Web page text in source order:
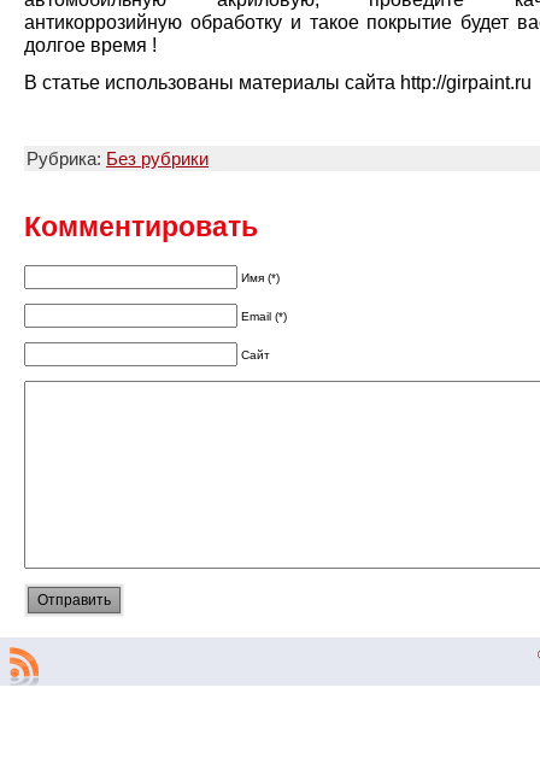
антикоррозийную обработку и такое покрытие будет
долгое время !
В статье использованы материалы сайта http://girpaint.ru
Рубрика: Без рубрики
Комментировать
Имя (*)
Email (*)
Сайт